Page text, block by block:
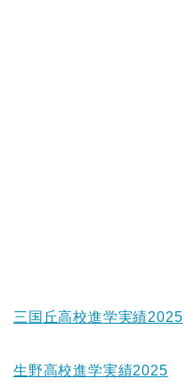
三国丘高校進学実績2025
生野高校進学実績2025